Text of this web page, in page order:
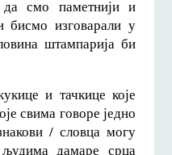
смо паметнији и
бисмо изговарали у
штампарија би
и тачкице које
свима говоре једно
/ словца могу
дамаре срца